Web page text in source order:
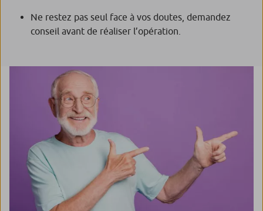
Ne restez pas seul face à vos doutes, demandez
conseil avant de réaliser l’opération.